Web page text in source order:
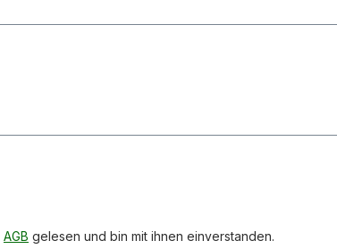
AGB gelesen und bin mit ihnen einverstanden.